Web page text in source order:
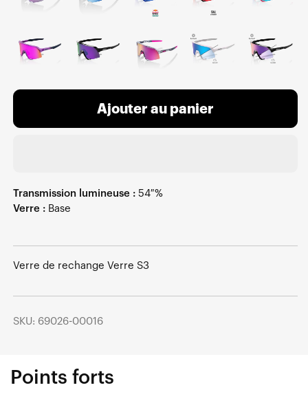
Ajouter au panier
Transmission lumineuse : 54 %
Verre : Base
Verre de rechange Verre S3
SKU: 69026-00016
Points forts